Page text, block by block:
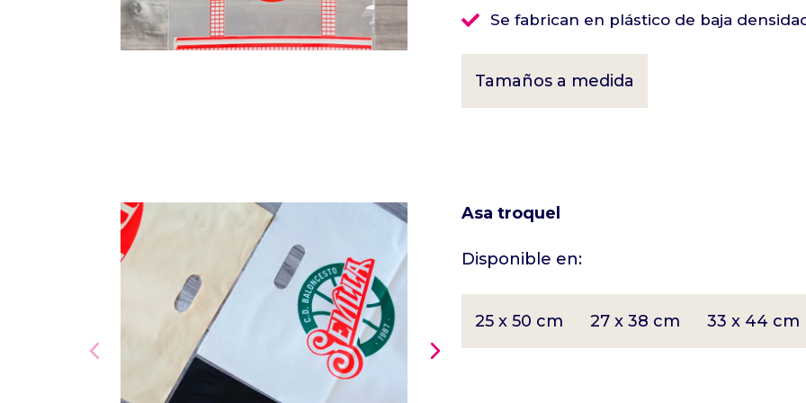
 Se fabrican en plástico de baja
Tamaños a medida
Asa troquel
Disponible en:
25 x 50 cm 27 x 38 cm 33 x 44 cm